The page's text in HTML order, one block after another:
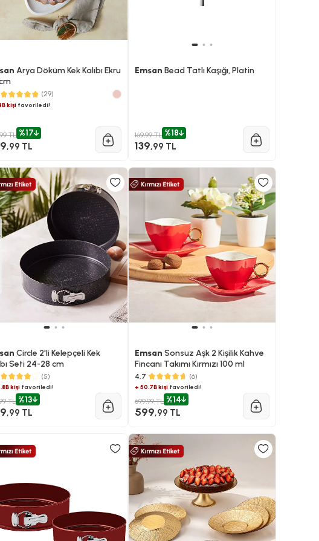
Arya Döküm Kek Kalıbı Ekru
(29)
kişifavoriledi!
TL %17
,99 TL
Emsan Bead Tatlı Kaşığı, Platin
169,99 TL %18
139,99 TL
Circle 2'li Kelepçeli Kek
Seti 24-28 cm
(5)
kişifavoriledi!
TL %13
,99 TL
Emsan Sonsuz Aşk 2 Kişilik Kahve
Fincanı Takımı Kırmızı 100 ml
4.7 (6)
+ 50.7B kişi favoriledi!
699,99 TL %14
599,99 TL